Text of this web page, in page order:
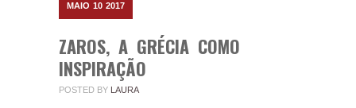
MAIO 10 2017
ZAROS, A GRÉCIA COMO
INSPIRAÇÃO
POSTED BY LAURA